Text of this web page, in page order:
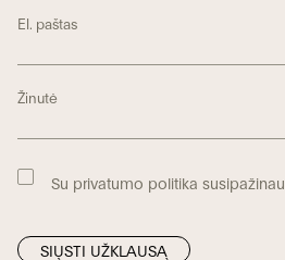
El. paštas
Žinutė
Su privatumo politika susipažinau